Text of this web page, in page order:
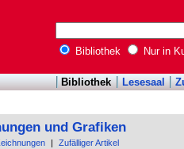
Bibliothek Nur in
Bibliothek Lesesaal
und Grafiken
Zufälliger Artikel